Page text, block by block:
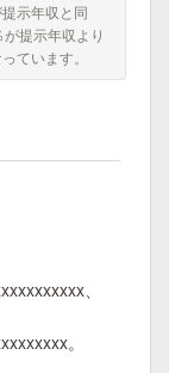
示年収と同
提示年収より
ています。
、
。